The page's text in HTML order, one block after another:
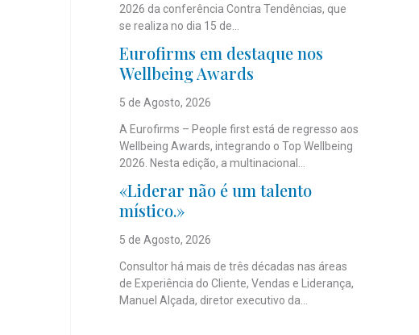
2026 da conferência Contra Tendências, que
se realiza no dia 15 de...
Eurofirms em destaque nos
Wellbeing Awards
5 de Agosto, 2026
A Eurofirms – People first está de regresso aos
Wellbeing Awards, integrando o Top Wellbeing
2026. Nesta edição, a multinacional...
«Liderar não é um talento
místico.»
5 de Agosto, 2026
Consultor há mais de três décadas nas áreas
de Experiência do Cliente, Vendas e Liderança,
Manuel Alçada, diretor executivo da...